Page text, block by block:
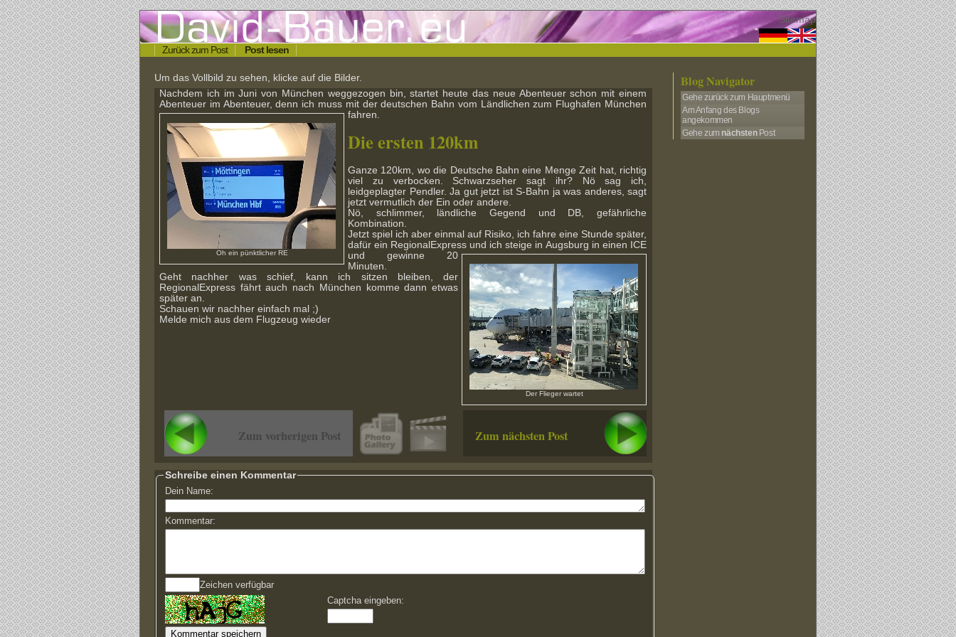
Sitemap
Zurück zum Post Post lesen
Blog Navigator
Gehe zurück zum Hauptmenü
Am Anfang des Blogs
angekommen
Gehe zum nächstenPost
Um das Vollbild zu sehen, klicke auf die Bilder.
Nachdem ich im Juni von München weggezogen bin, startet heute das neue Abenteuer schon mit einem
Abenteuer im Abenteuer, denn ich muss mit der deutschen Bahn vom Ländlichen zum Flughafen München
fahren.
Oh ein pünktlicher RE
Die ersten 120km
Ganze 120km, wo die Deutsche Bahn eine Menge Zeit hat, richtig
viel zu verbocken. Schwarzseher sagt ihr? Nö sag ich,
leidgeplagter Pendler. Ja gut jetzt ist S-Bahn ja was anderes, sagt
jetzt vermutlich der Ein oder andere.
Nö, schlimmer, ländliche Gegend und DB, gefährliche
Kombination.
Jetzt spiel ich aber einmal auf Risiko, ich fahre eine Stunde später,
dafür ein RegionalExpress und ich steige in
Der Flieger wartet
Augsburg in einen ICE
und gewinne 20
Minuten.
Geht nachher was schief, kann ich sitzen bleiben, der
RegionalExpress fährt auch nach München komme dann etwas
später an.
Schauen wir nachher einfach mal ;)
Melde mich aus dem Flugzeug wieder
Zum vorherigen Post Zum nächsten Post
Schreibe einen Kommentar
Dein Name:
Kommentar:
Zeichen verfügbar
Captcha eingeben: